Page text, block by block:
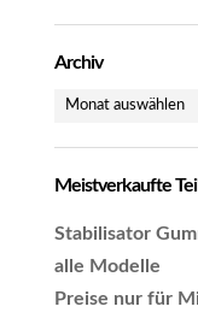
Archiv
Archiv
Meistverkaufte
Stabilisator
alle Modelle
Preise nur für